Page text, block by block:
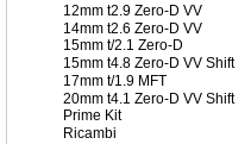
12mm t2.9 Zero-D VV
14mm t2.6 Zero-D VV
15mm t/2.1 Zero-D
15mm t4.8 Zero-D VV Shift
17mm t/1.9 MFT
20mm t4.1 Zero-D VV Shift
Prime Kit
Ricambi